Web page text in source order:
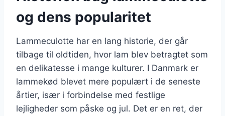
og dens popularitet
Lammeculotte har en lang historie, der går
tilbage til oldtiden, hvor lam blev betragtet som
en delikatesse i mange kulturer. I Danmark er
lammekød blevet mere populært i de seneste
årtier, især i forbindelse med festlige
lejligheder som påske og jul. Det er en ret, der